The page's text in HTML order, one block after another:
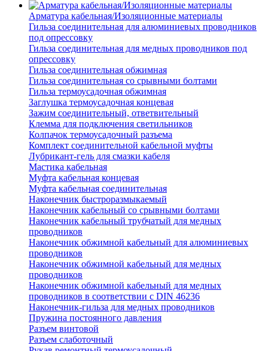
Арматура кабельная/Изоляционные материалы
Гильза соединительная для алюминиевых проводников
под опрессовку
Гильза соединительная для медных проводников под
опрессовку
Гильза соединительная обжимная
Гильза соединительная со срывными болтами
Гильза термоусадочная обжимная
Заглушка термоусадочная концевая
Зажим соединительный, ответвительный
Клемма для подключения светильников
Колпачок термоусадочный разъема
Комплект соединительной кабельной муфты
Лубрикант-гель для смазки кабеля
Мастика кабельная
Муфта кабельная концевая
Муфта кабельная соединительная
Наконечник быстроразмыкаемый
Наконечник кабельный со срывными болтами
Наконечник кабельный трубчатый для медных
проводников
Наконечник обжимной кабельный для алюминиевых
проводников
Наконечник обжимной кабельный для медных
проводников
Наконечник обжимной кабельный для медных
проводников в соответствии с DIN 46236
Наконечник-гильза для медных проводников
Пружина постоянного давления
Разъем винтовой
Разъем слаботочный